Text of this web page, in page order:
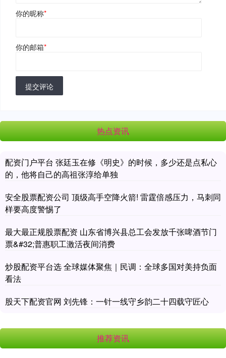
你的昵称*
你的邮箱*
提交评论
热点资讯
配资门户平台 张廷玉在修《明史》的时候，多少还是点私心
的，他将自己的高祖张淳给单独
安全股票配资公司 顶级高手空降火箭! 雷霆倍感压力，马刺同
样要高度警惕了
最大最正规股票配资 山东省博兴县总工会发放千张啤酒节门
票&#32;普惠职工激活夜间消费
炒股配资平台选 全球媒体聚焦｜民调：全球多国对美持负面
看法
股天下配资官网 刘先锋：一针一线守乡韵二十四载守匠心
推荐资讯